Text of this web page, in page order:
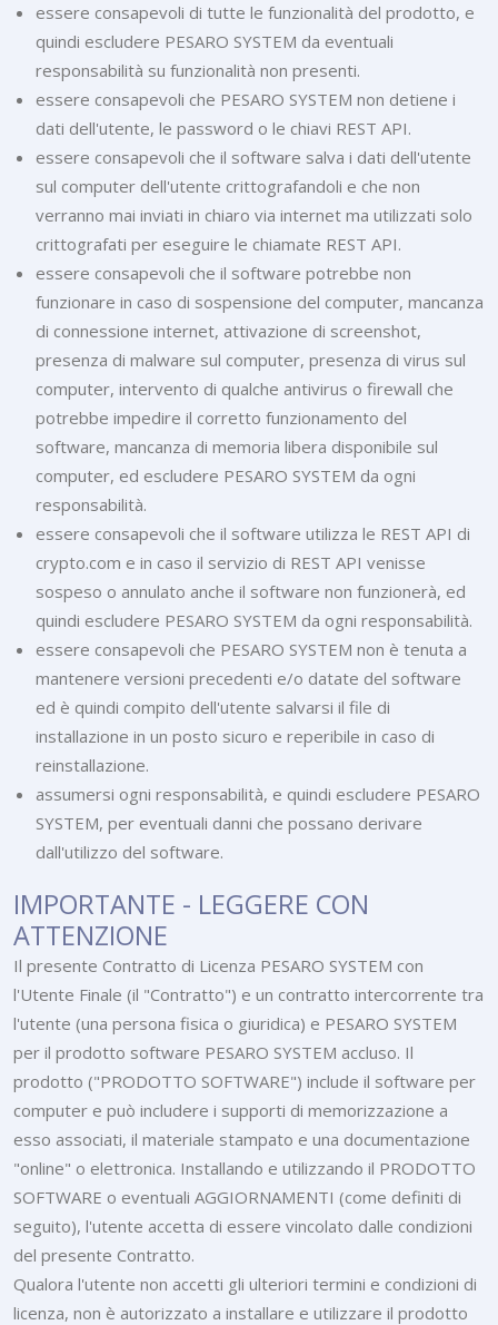
essere consapevoli di tutte le funzionalità del prodotto, e
quindi escludere PESARO SYSTEM da eventuali
responsabilità su funzionalità non presenti.
essere consapevoli che PESARO SYSTEM non detiene i
dati dell'utente, le password o le chiavi REST API.
essere consapevoli che il software salva i dati dell'utente
sul computer dell'utente crittografandoli e che non
verranno mai inviati in chiaro via internet ma utilizzati solo
crittografati per eseguire le chiamate REST API.
essere consapevoli che il software potrebbe non
funzionare in caso di sospensione del computer, mancanza
di connessione internet, attivazione di screenshot,
presenza di malware sul computer, presenza di virus sul
computer, intervento di qualche antivirus o firewall che
potrebbe impedire il corretto funzionamento del
software, mancanza di memoria libera disponibile sul
computer, ed escludere PESARO SYSTEM da ogni
responsabilità.
essere consapevoli che il software utilizza le REST API di
crypto.com e in caso il servizio di REST API venisse
sospeso o annulato anche il software non funzionerà, ed
quindi escludere PESARO SYSTEM da ogni responsabilità.
essere consapevoli che PESARO SYSTEM non è tenuta a
mantenere versioni precedenti e/o datate del software
ed è quindi compito dell'utente salvarsi il file di
installazione in un posto sicuro e reperibile in caso di
reinstallazione.
assumersi ogni responsabilità, e quindi escludere PESARO
SYSTEM, per eventuali danni che possano derivare
dall'utilizzo del software.
IMPORTANTE - LEGGERE CON
ATTENZIONE
Il presente Contratto di Licenza PESARO SYSTEM con
l'Utente Finale (il "Contratto") e un contratto intercorrente tra
l'utente (una persona fisica o giuridica) e PESARO SYSTEM
per il prodotto software PESARO SYSTEM accluso. Il
prodotto ("PRODOTTO SOFTWARE") include il software per
computer e può includere i supporti di memorizzazione a
esso associati, il materiale stampato e una documentazione
"online" o elettronica. Installando e utilizzando il PRODOTTO
SOFTWARE o eventuali AGGIORNAMENTI (come definiti di
seguito), l'utente accetta di essere vincolato dalle condizioni
del presente Contratto.
Qualora l'utente non accetti gli ulteriori termini e condizioni di
licenza, non è autorizzato a installare e utilizzare il prodotto